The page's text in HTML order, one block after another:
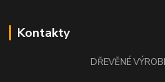
Kontakty
DŘEVĚNÉ